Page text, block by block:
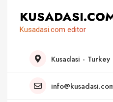
Kusadasi.com editor
Kusadasi - Turkey